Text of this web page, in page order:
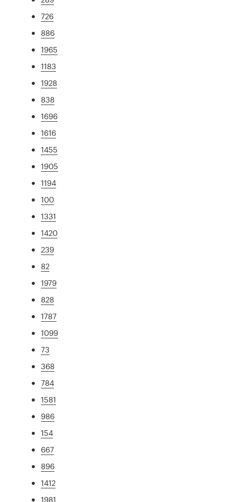
726
886
1965
1183
1928
838
1696
1616
1455
1905
1194
100
1331
1420
239
82
1979
828
1787
1099
73
368
784
1581
986
154
667
896
1412
1981